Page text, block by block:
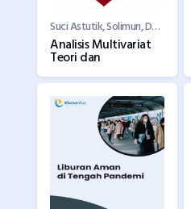
Suci Astutik, Solimun, Darmanto
Analisis Multivariat
Teori dan